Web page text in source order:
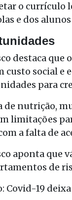
o currículo
e dos
destaca que
custo social e
para
de nutrição,
limitações
a falta de
aponta que
de
Covid-19